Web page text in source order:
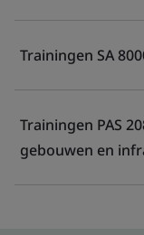
Trainingen SA
Trainingen PAS
gebouwen en